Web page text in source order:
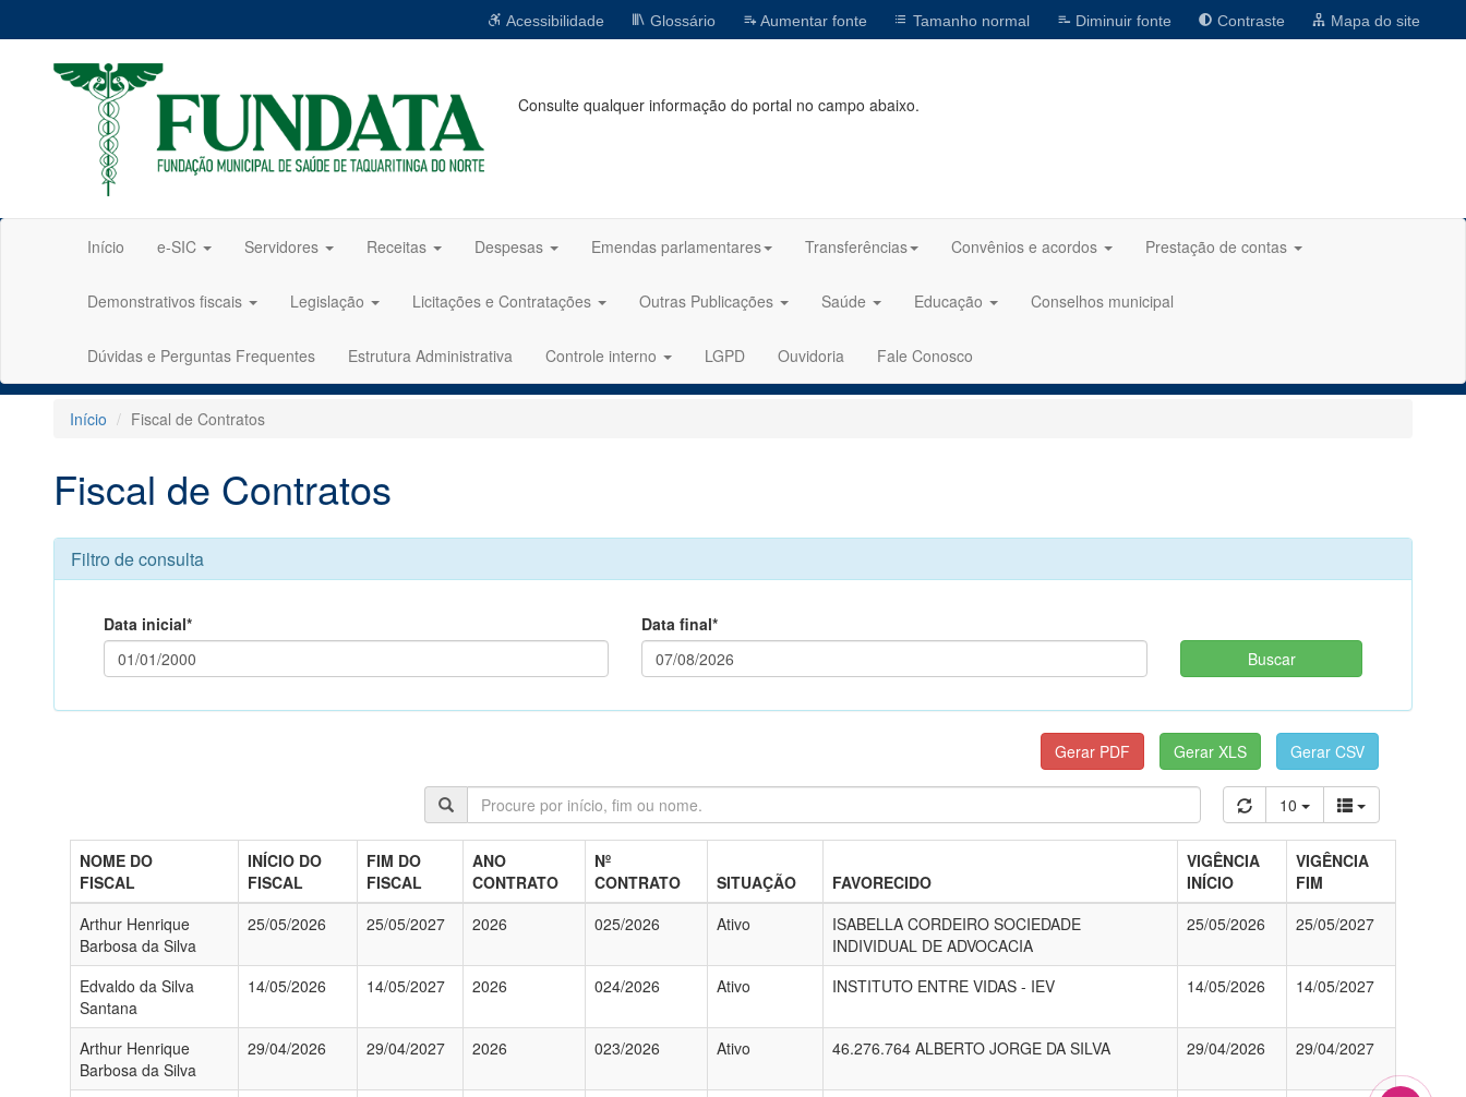
Acessibilidade Glossário Aumentar fonte Tamanho normal Diminuir fonte Contraste Mapa do site
Consulte qualquer informação do portal no campo abaixo.
Início e-SIC Servidores Receitas Despesas Emendas parlamentares Transferências Convênios e acordos Prestação de contas
Demonstrativos fiscais Legislação Licitações e Contratações Outras Publicações Saúde Educação Conselhos municipal
Dúvidas e Perguntas Frequentes Estrutura Administrativa Controle interno LGPD Ouvidoria Fale Conosco
Início Fiscal de Contratos
Fiscal de Contratos
Filtro de consulta
Data inicial* Data final*
10
NOME DO
FISCAL
INÍCIO DO
FISCAL
FIM DO
FISCAL
ANO
CONTRATO
Nº
CONTRATO
SITUAÇÃO FAVORECIDO
VIGÊNCIA
INÍCIO
VIGÊNCIA
FIM
Arthur Henrique
Barbosa da Silva
25/05/2026 25/05/2027 2026 025/2026 Ativo
ISABELLA CORDEIRO SOCIEDADE
INDIVIDUAL DE ADVOCACIA
25/05/2026 25/05/2027
Edvaldo da Silva
Santana
14/05/2026 14/05/2027 2026 024/2026 Ativo INSTITUTO ENTRE VIDAS - IEV 14/05/2026 14/05/2027
Arthur Henrique
Barbosa da Silva
29/04/2026 29/04/2027 2026 023/2026 Ativo 46.276.764 ALBERTO JORGE DA SILVA 29/04/2026 29/04/2027